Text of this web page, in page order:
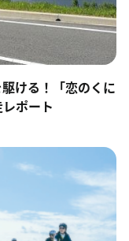
ける！「恋のくに
ポート